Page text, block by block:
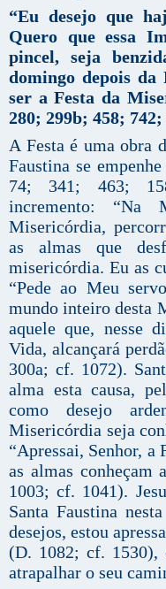
“Eu desejo que
Quero que essa
pincel, seja
domingo depois da
ser a Festa da
280; 299b; 458; 742;
A Festa é uma obra
Faustina se
74; 341; 463;
incremento: “Na
Misericórdia,
as almas que
misericórdia. Eu as
“Pede ao Meu
mundo inteiro desta
aquele que, nesse
Vida, alcançará
300a; cf. 1072).
alma esta causa,
como desejo
Misericórdia seja
“Apressai, Senhor, a
as almas conheçam
1003; cf. 1041).
Santa Faustina
desejos, estou
(D. 1082; cf. 1530),
atrapalhar o seu